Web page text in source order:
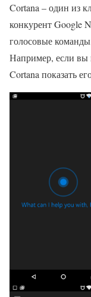
Cortana – один из
конкурент Google
голосовые
Например, если вы
Cortana показать